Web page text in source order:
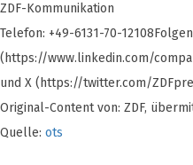
ZDF-Kommunikation
Telefon: +49-6131-70-
(https://www.linkedin.com/
und X (https://twitter.com/
Original-Content von: ZDF,
Quelle: ots